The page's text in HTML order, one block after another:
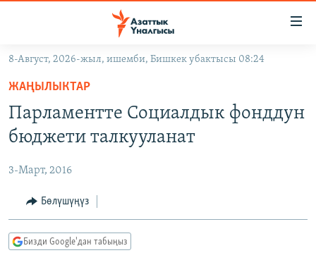
Навигацияга
өтүңүз
Издөөгө
салыңызКЫРГЫЗСТАН
ЭКОНОМИКА
МАДАНИЯТ
ДҮЙНӨ
БОРБОР АЗИЯ
АТАЙЫН ИЛИКТӨӨ
ТВ ПРОГРАММАЛАР
ЭКСПЕРТТЕР ТАЛДАЙТ
ӨЗГӨЧӨ ПИКИР
8-Август, 2026-жыл, ишемби, Бишкек убактысы 08:24
ЖАҢЫЛЫКТАР
Парламентте Социалдык фонддун
бюджети талкууланат
3-Март, 2016
Бөлүшүңүз
Бизди Google'дан табыңыз